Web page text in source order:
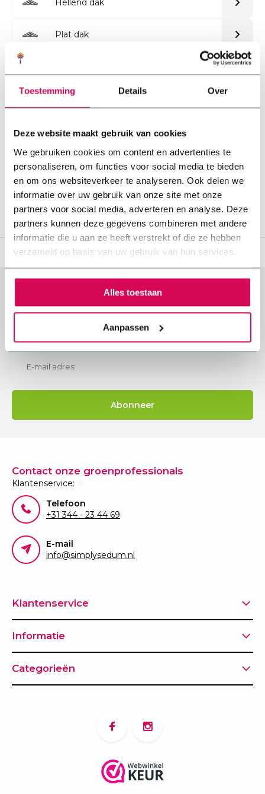
Toestemming Details Over
Deze website maakt gebruik van cookies
We gebruiken cookies om content en advertenties te
personaliseren, om functies voor social media te bieden
en om ons websiteverkeer te analyseren. Ook delen we
informatie over uw gebruik van onze site met onze
partners voor social media, adverteren en analyse. Deze
partners kunnen deze gegevens combineren met andere
informatie die u aan ze heeft verstrekt of die ze hebben
verzameld op basis van uw gebruik van hun services.
Alles toestaan
Aanpassen
Plat dak
Sedummatten samenstellen
jaar vakkennis Jouw project laten
Benieuwd naar de beste tips voor jouw
(toekomstige) sedumdak?
Abonneer je op onze nieuwsbrief om op de hoogte
Abonneer
Contact onze groenprofessionals
Klantenservice:
Telefoon
+31 344 - 23 44 69
E-mail
info@simplysedum.nl
Klantenservice
Informatie
Categorieën